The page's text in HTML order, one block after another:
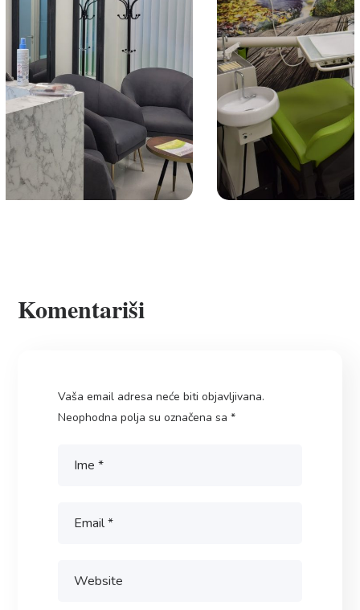
euro dental centar n11
EURO DENTAL
Komentariši
Vaša email adresa neće biti objavljivana.
Neophodna polja su označena sa*